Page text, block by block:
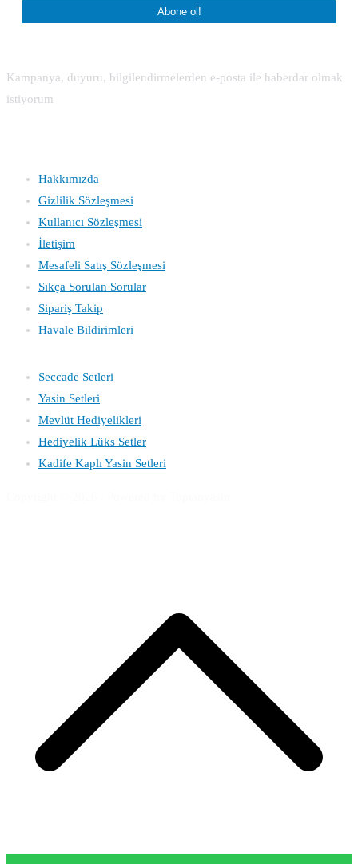
Kampanya, duyuru, bilgilendirmelerden e-posta ile haberdar olmak
istiyorum
Hakkımızda
Gizlilik Sözleşmesi
Kullanıcı Sözleşmesi
İletişim
Mesafeli Satış Sözleşmesi
Sıkça Sorulan Sorular
Sipariş Takip
Havale Bildirimleri
Seccade Setleri
Yasin Setleri
Mevlüt Hediyelikleri
Hediyelik Lüks Setler
Kadife Kaplı Yasin Setleri